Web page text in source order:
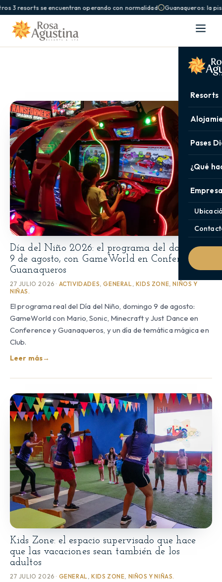
3 resorts se encuentran operando con normalidad Guanaqueros: la
Resorts
Pases
¿Qué
Día del Niño 2026: el programa del domingo
9 de agosto, con GameWorld en Conference y
Guanaqueros
27 JULIO 2026 · ACTIVIDADES ,GENERAL KIDS ZONE ,NIÑOS Y
NIÑAS.
El programa real del Día del Niño, domingo 9 de agosto:
GameWorld con Mario, Sonic, Minecraft y Just Dance en
Conference y Guanaqueros, y un día de temática mágica en
Club.
Leer más→
Kids Zone: el espacio supervisado que hace
que las vacaciones sean también de los
adultos
27 JULIO 2026 · GENERAL ,KIDS ZONE NIÑOS Y NIÑAS.